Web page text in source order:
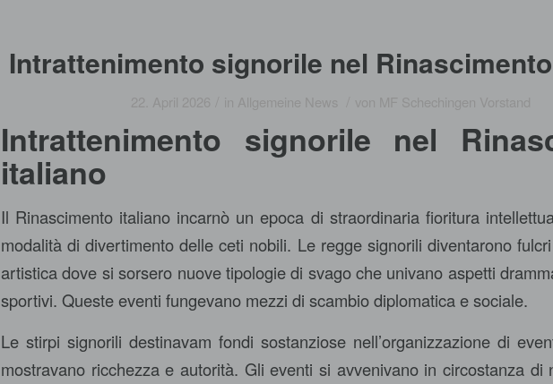
Intrattenimento signorile nel
22. April 2026 in Allgemeine News von MF Schechingen Vorstand
Intrattenimento signorile nel
italiano
Il Rinascimento italiano incarnò un epoca di straordinaria fioritura
modalità di divertimento delle ceti nobili. Le regge signorili diventarono
artistica dove si sorsero nuove tipologie di svago che univano aspetti
sportivi. Queste eventi fungevano mezzi di scambio diplomatica e sociale.
Le stirpi signorili destinavam fondi sostanziose nell’organizzazione di
mostravano ricchezza e autorità. Gli eventi si avvenivano in circostanza di